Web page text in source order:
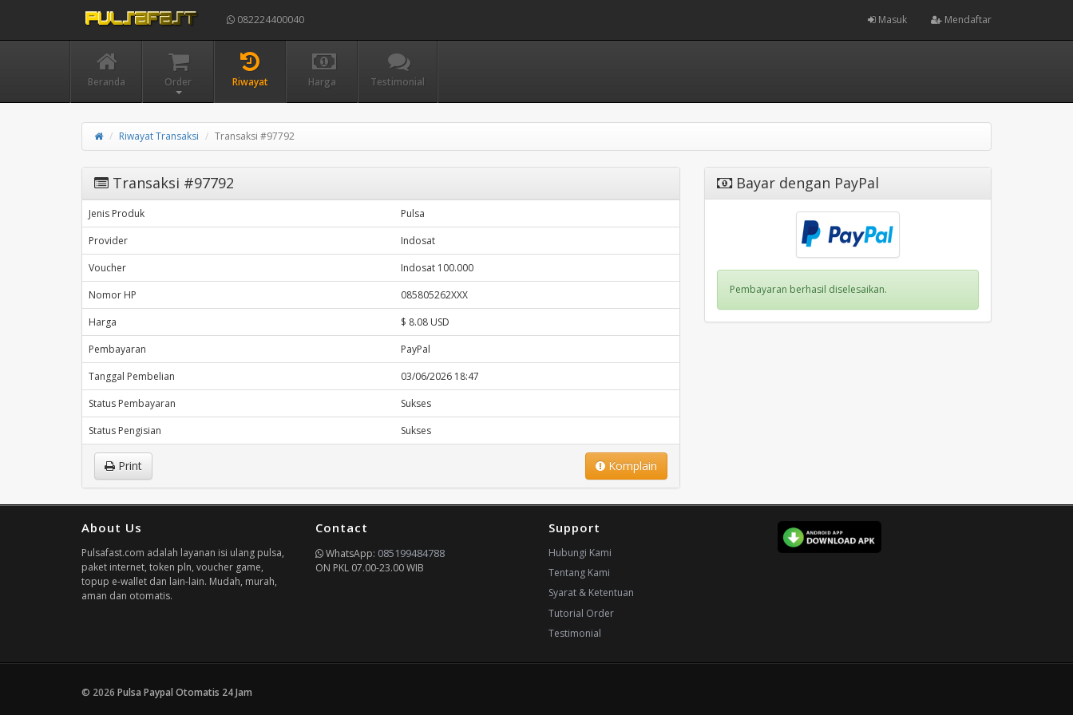
082224400040 Masuk Mendaftar
Beranda Order Riwayat Harga Testimonial
Riwayat Transaksi Transaksi #97792
Transaksi #97792
Jenis Produk
Pulsa
Provider
Indosat
Voucher
Indosat 100.000
Nomor HP
085805262XXX
Harga
$ 8.08 USD
Pembayaran
PayPal
Tanggal Pembelian
03/06/2026 18:47
Status Pembayaran
Sukses
Status Pengisian
Sukses
Komplain
Print
Bayar dengan PayPal
Pembayaran berhasil diselesaikan.
About Us
Pulsafast.com adalah layanan isi ulang pulsa,
paket internet, token pln, voucher game,
topup e-wallet dan lain-lain. Mudah, murah,
aman dan otomatis.
Contact
WhatsApp: 085199484788
ON PKL 07.00-23.00 WIB
Support
Hubungi Kami
Tentang Kami
Syarat & Ketentuan
Tutorial Order
Testimonial
© 2026 Pulsa Paypal Otomatis 24 Jam